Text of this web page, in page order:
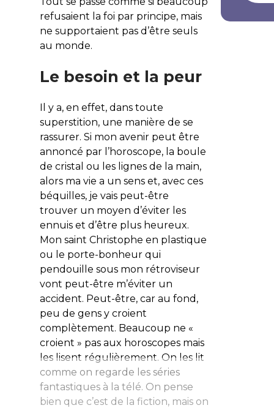
refusaient la foi par principe, mais
ne supportaient pas d’être seuls
au monde.
Le besoin et la peur
Il y a, en effet, dans toute
superstition, une manière de se
rassurer. Si mon avenir peut être
annoncé par l’horoscope, la boule
de cristal ou les lignes de la main,
alors ma vie a un sens et, avec ces
béquilles, je vais peut-être
trouver un moyen d’éviter les
ennuis et d’être plus heureux.
Mon saint Christophe en plastique
ou le porte-bonheur qui
pendouille sous mon rétroviseur
vont peut-être m’éviter un
accident. Peut-être, car au fond,
peu de gens y croient
complètement. Beaucoup ne «
croient » pas aux horoscopes mais
les lisent régulièrement. On les lit
comme on regarde les séries
fantastiques à la télé. On pense
bien que c’est de la fiction, mais on